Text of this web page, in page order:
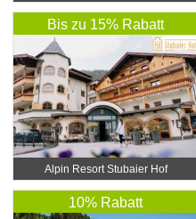
Bis zu 15% Rabatt
Alpin Resort Stubaier Hof
10% Rabatt